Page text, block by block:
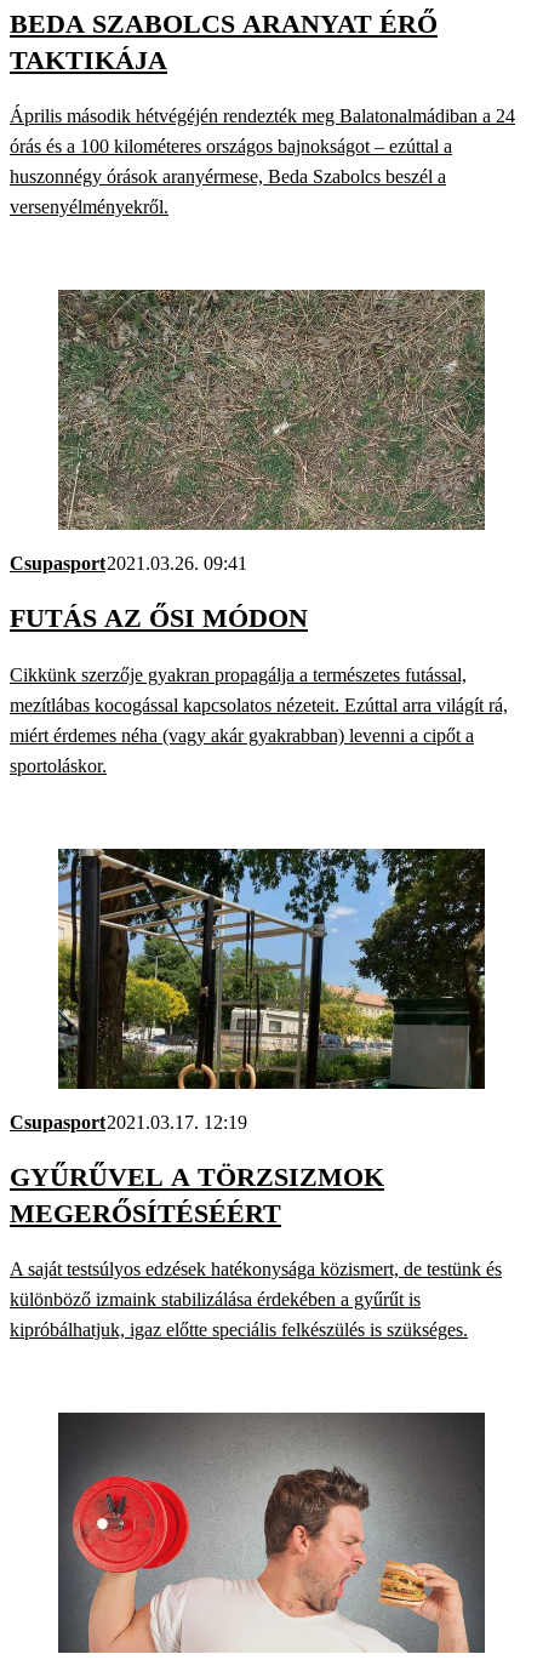
BEDA SZABOLCS ARANYAT ÉRŐ
TAKTIKÁJA
Április második hétvégéjén rendezték meg Balatonalmádiban a 24
órás és a 100 kilométeres országos bajnokságot – ezúttal a
huszonnégy órások aranyérmese, Beda Szabolcs beszél a
versenyélményekről.
Csupasport2021.03.26. 09:41
FUTÁS AZ ŐSI MÓDON
Cikkünk szerzője gyakran propagálja a természetes futással,
mezítlábas kocogással kapcsolatos nézeteit. Ezúttal arra világít rá,
miért érdemes néha (vagy akár gyakrabban) levenni a cipőt a
sportoláskor.
Csupasport2021.03.17. 12:19
GYŰRŰVEL A TÖRZSIZMOK
MEGERŐSÍTÉSÉÉRT
A saját testsúlyos edzések hatékonysága közismert, de testünk és
különböző izmaink stabilizálása érdekében a gyűrűt is
kipróbálhatjuk, igaz előtte speciális felkészülés is szükséges.